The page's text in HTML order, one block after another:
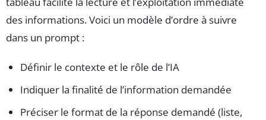
des informations. Voici un modèle d’ordre à suivre
dans un prompt :
Définir le contexte et le rôle de l’IA
Indiquer la finalité de l’information demandée
Préciser le format de la réponse demandé (liste,